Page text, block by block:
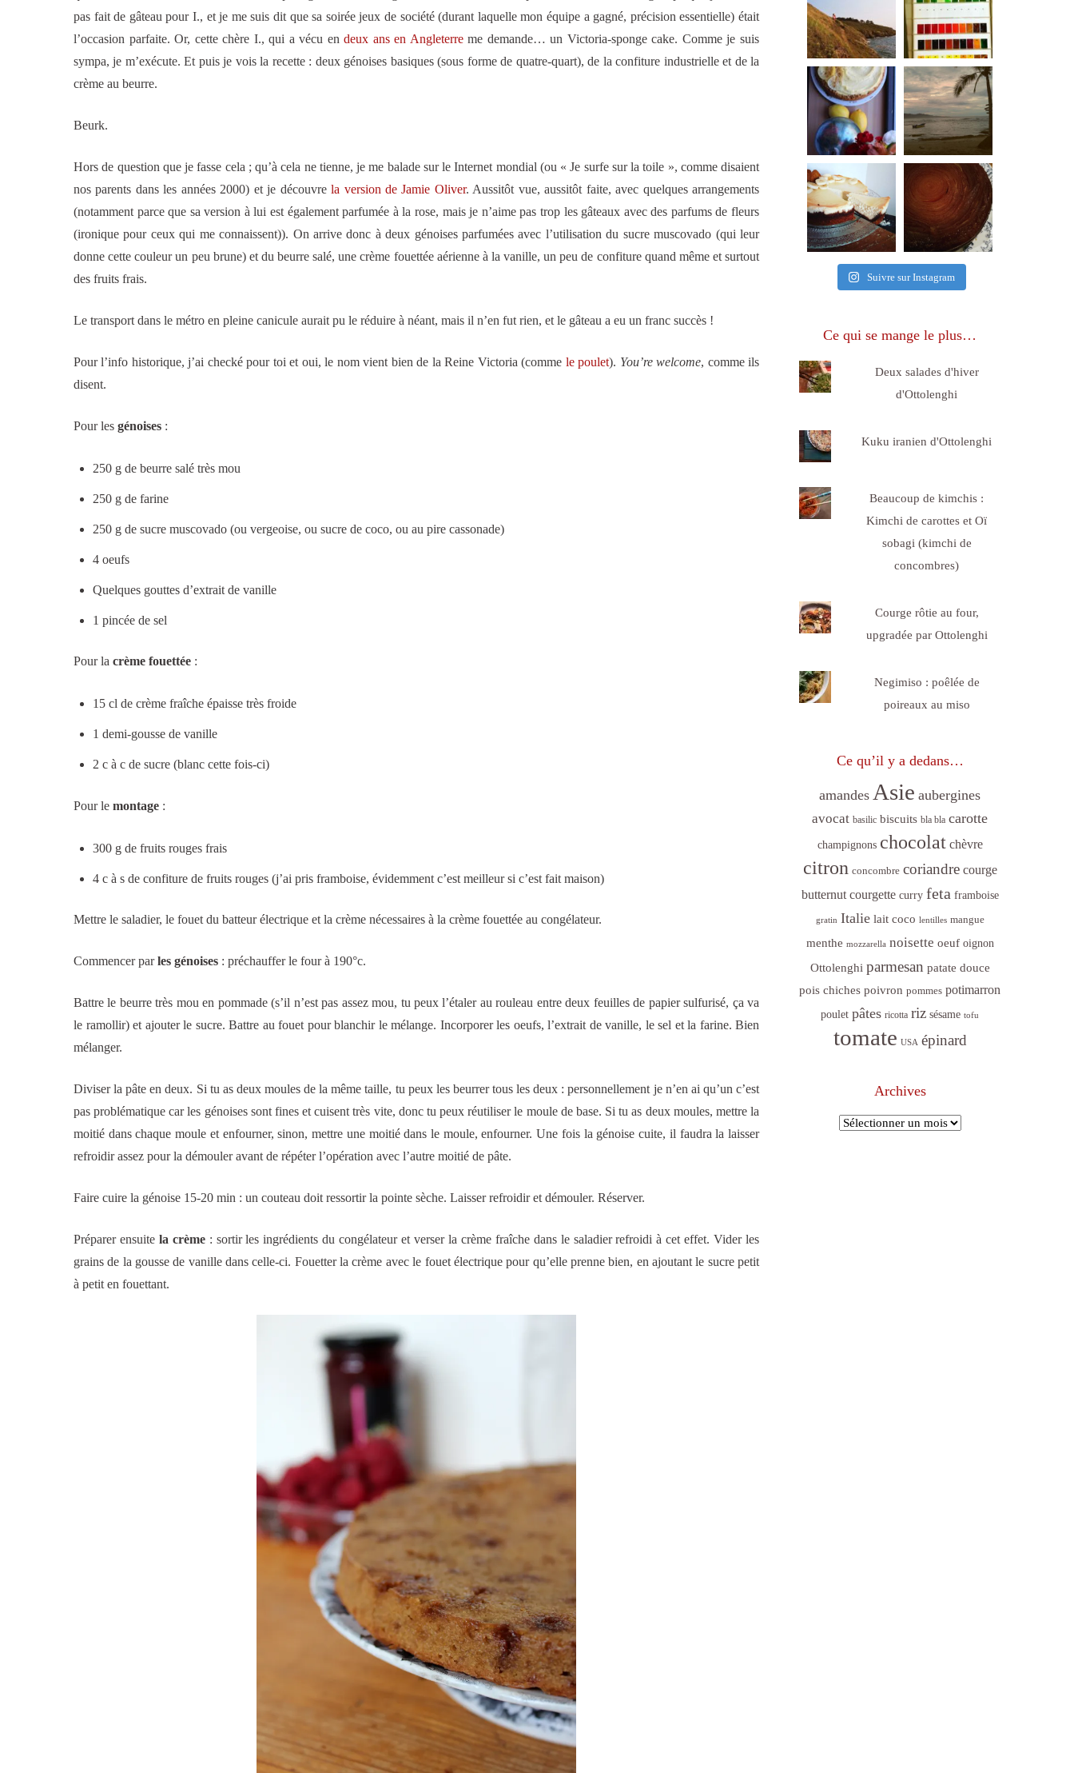
pas fait de gâteau pour I., et je me suis dit que sa soirée jeux de société (durant laquelle mon équipe a gagné, précision essentielle) était
l’occasion parfaite. Or, cette chère I., qui a vécu endeux ans en Angleterreme demande… un Victoria-sponge cake. Comme je suis
sympa, je m’exécute. Et puis je vois la recette : deux génoises basiques (sous forme de quatre-quart), de la confiture industrielle et de la
crème au beurre.
Beurk.
Hors de question que je fasse cela ; qu’à cela ne tienne, je me balade sur le Internet mondial (ou « Je surfe sur la toile », comme disaient
nos parents dans les années 2000) et je découvrela version de Jamie Oliver. Aussitôt vue, aussitôt faite, avec quelques arrangements
(notamment parce que sa version à lui est également parfumée à la rose, mais je n’aime pas trop les gâteaux avec des parfums de fleurs
(ironique pour ceux qui me connaissent)). On arrive donc à deux génoises parfumées avec l’utilisation du sucre muscovado (qui leur
donne cette couleur un peu brune) et du beurre salé, une crème fouettée aérienne à la vanille, un peu de confiture quand même et surtout
des fruits frais.
Le transport dans le métro en pleine canicule aurait pu le réduire à néant, mais il n’en fut rien, et le gâteau a eu un franc succès !
Pour l’info historique, j’ai checké pour toi et oui, le nom vient bien de la Reine Victoria (comme le poulet). You’re welcome, comme ils
disent.
Pour les génoises :
250 g de beurre salé très mou
250 g de farine
250 g de sucre muscovado (ou vergeoise, ou sucre de coco, ou au pire cassonade)
4 oeufs
Quelques gouttes d’extrait de vanille
1 pincée de sel
Pour la crème fouettée :
15 cl de crème fraîche épaisse très froide
1 demi-gousse de vanille
2 c à c de sucre (blanc cette fois-ci)
Pour le montage :
300 g de fruits rouges frais
4 c à s de confiture de fruits rouges (j’ai pris framboise, évidemment c’est meilleur si c’est fait maison)
Mettre le saladier, le fouet du batteur électrique et la crème nécessaires à la crème fouettée au congélateur.
Commencer parles génoises : préchauffer le four à 190°c.
Battre le beurre très mou en pommade (s’il n’est pas assez mou, tu peux l’étaler au rouleau entre deux feuilles de papier sulfurisé, ça va
le ramollir) et ajouter le sucre. Battre au fouet pour blanchir le mélange. Incorporer les oeufs, l’extrait de vanille, le sel et la farine. Bien
mélanger.
Diviser la pâte en deux. Si tu as deux moules de la même taille, tu peux les beurrer tous les deux : personnellement je n’en ai qu’un c’est
pas problématique car les génoises sont fines et cuisent très vite, donc tu peux réutiliser le moule de base. Si tu as deux moules, mettre la
moitié dans chaque moule et enfourner, sinon, mettre une moitié dans le moule, enfourner. Une fois la génoise cuite, il faudra la laisser
refroidir assez pour la démouler avant de répéter l’opération avec l’autre moitié de pâte.
Faire cuire la génoise 15-20 min : un couteau doit ressortir la pointe sèche. Laisser refroidir et démouler. Réserver.
Préparer ensuite la crème: sortir les ingrédients du congélateur et verser la crème fraîche dans le saladier refroidi à cet effet. Vider les
grains de la gousse de vanille dans celle-ci. Fouetter la crème avec le fouet électrique pour qu’elle prenne bien, en ajoutant le sucre petit
à petit en fouettant.
Suivre sur Instagram
Ce qui se mange le plus…
Deux salades d'hiver
d'Ottolenghi
Kuku iranien d'Ottolenghi
Beaucoup de kimchis :
Kimchi de carottes et Oï
sobagi (kimchi de
concombres)
Courge rôtie au four,
upgradée par Ottolenghi
Negimiso : poêlée de
poireaux au miso
Ce qu’il y a dedans…
amandes Asie aubergines
avocat basilic biscuits bla bla carotte
champignons chocolat chèvre
citron concombre coriandre courge
butternut courgette curry feta framboise
gratin Italie lait coco lentilles mangue
menthe mozzarella noisette oeuf oignon
Ottolenghi parmesan patate douce
pois chiches poivron pommes potimarron
poulet pâtes ricotta riz sésame tofu
tomate USA épinard
Archives
Archives